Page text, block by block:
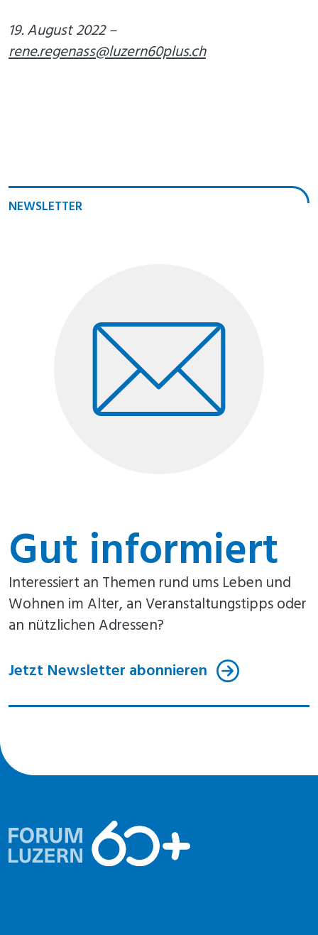
19. August 2022 –
rene.regenass@luzern60plus.ch
NEWSLETTER
Gut informiert
Interessiert an Themen rund ums Leben und
Wohnen im Alter, an Veranstaltungstipps oder
an nützlichen Adressen?
Jetzt Newsletter abonnieren